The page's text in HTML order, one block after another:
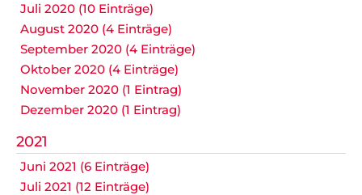
Juli 2020 (10 Einträge)
August 2020 (4 Einträge)
September 2020 (4 Einträge)
Oktober 2020 (4 Einträge)
November 2020 (1 Eintrag)
Dezember 2020 (1 Eintrag)
2021
Juni 2021 (6 Einträge)
Juli 2021 (12 Einträge)